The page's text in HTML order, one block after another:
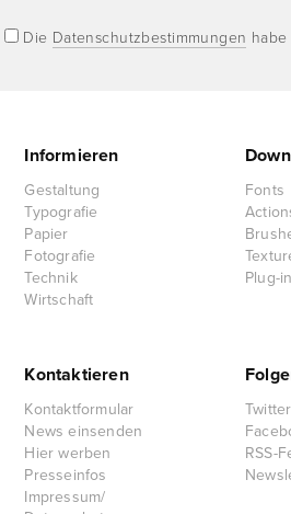
Die Datenschutzbestimmungen
Informieren
Gestaltung
Typografie
Papier
Fotografie
Technik
Wirtschaft
Fonts
Plug-
Kontaktieren
Kontaktformular
News einsenden
Hier werben
Presseinfos
Impressum/
Twitter
RSS-